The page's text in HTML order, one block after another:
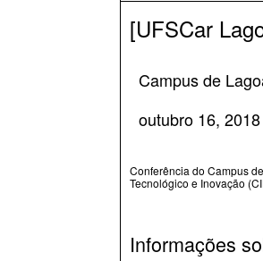
[UFSCar
Campus de
outubro 16,
Conferência do Campus de
Tecnológico e Inovação
Informações